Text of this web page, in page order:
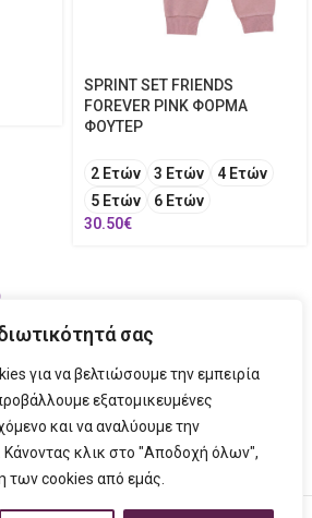
σας
για να βελτιώσουμε την εμπειρία
εξατομικευμένες
και να αναλύουμε την
Κάνοντας κλικ στο "Αποδοχή όλων",
των cookies από εμάς.
SPRINT SET FRIENDS
FOREVER PINK ΦΟΡΜΑ
ΦΟΥΤΕΡ
2 Ετών 3 Ετών
4 Ετών
5 Ετών
6 Ετών
30.50€
BYTech PlaceCreative Ideas Creative Solutions.